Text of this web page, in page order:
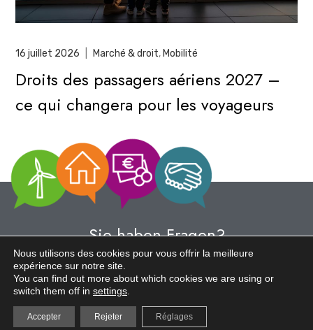
16 juillet 2026 Marché & droit,Mobilité
Droits des passagers aériens 2027 –
ce qui changera pour les voyageurs
Sie haben Fragen?
Sprechen Sie mit uns.
Nous utilisons des cookies pour vous offrir la meilleure
expérience sur notre site.
You can find out more about which cookies we are using or
switch them off in settings
Accepter Rejeter Réglages